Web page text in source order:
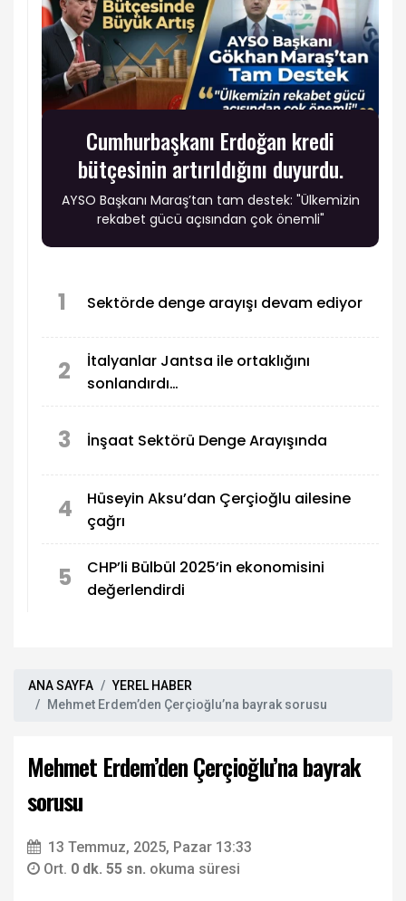
Cumhurbaşkanı Erdoğan kredi
bütçesinin artırıldığını duyurdu.
AYSO Başkanı Maraş’tan tam destek: "Ülkemizin
rekabet gücü açısından çok önemli"
1 Sektörde denge arayışı devam ediyor
2
İtalyanlar Jantsa ile ortaklığını
sonlandırdı…
3 İnşaat Sektörü Denge Arayışında
4
Hüseyin Aksu’dan Çerçioğlu ailesine
çağrı
5
CHP’li Bülbül 2025’in ekonomisini
değerlendirdi
ANA SAYFA
YEREL HABER
Mehmet Erdem’den Çerçioğlu’na bayrak sorusu
Mehmet Erdem’den Çerçioğlu’na bayrak
sorusu
13 Temmuz, 2025, Pazar 13:33
Ort. 0 dk. 55 sn. okuma süresi